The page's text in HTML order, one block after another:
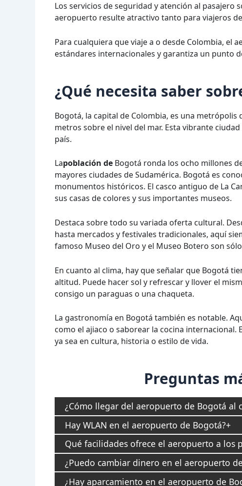
Los servicios de seguridad y atención al pasajero
aeropuerto resulte atractivo tanto para viajeros
Para cualquiera que viaje a o desde Colombia, el
estándares internacionales y garantiza un punto
¿Qué necesita saber
Bogotá, la capital de Colombia, es una metrópolis
metros sobre el nivel del mar. Esta vibrante
país.
Lapoblación de Bogotá ronda los ocho millones
mayores ciudades de Sudamérica. Bogotá es
monumentos históricos. El casco antiguo de La
sus casas de colores y sus importantes museos.
Destaca sobre todo su variada oferta cultural.
hasta mercados y festivales tradicionales, aquí
famoso Museo del Oro y el Museo Botero son
En cuanto al clima, hay que señalar que Bogotá
altitud. Puede hacer sol y refrescar y llover el
consigo un paraguas o una chaqueta.
La gastronomía en Bogotá también es notable.
como el ajiaco o saborear la cocina
ya sea en cultura, historia o estilo de vida.
Preguntas
¿Cómo llegar del aeropuerto de Bogotá al
Hay WLAN en el aeropuerto de Bogotá?
Qué facilidades ofrece el aeropuerto a los
¿Puedo cambiar dinero en el aeropuerto
¿Hay aparcamiento en el aeropuerto de